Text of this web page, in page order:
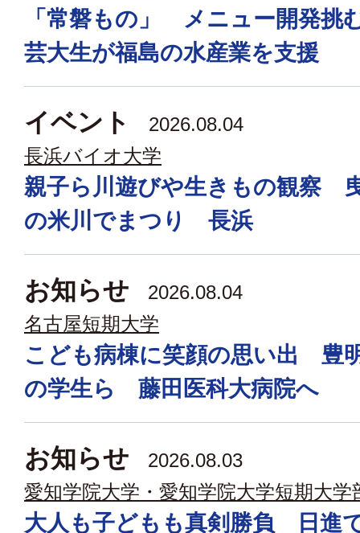
「常磐もの」 メニュー開発
芸大生が福島の水産業を支援
イベント
2026.08.04
長浜バイオ大学
親子ら川遊びや生きもの観察
の米川でまつり 長浜
お知らせ
2026.08.04
名古屋短期大学
こども病棟に笑顔の思い出 豊
の学生ら 藤田医科大病院へ
お知らせ
2026.08.03
愛知学院大学・愛知学院大学短期大学
大人も子どもも真剣勝負 日進